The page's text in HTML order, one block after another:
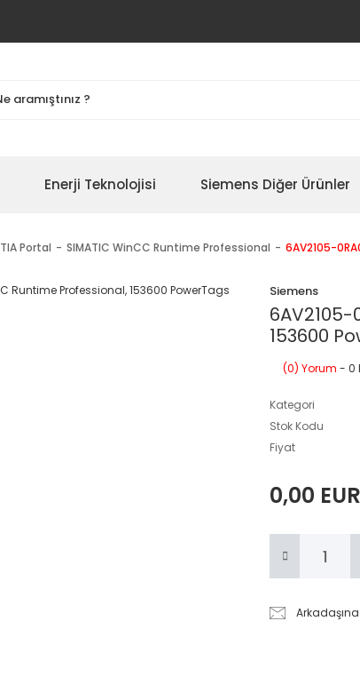
Enerji Teknolojisi Siemens Diğer Ürünler
TIA Portal SIMATIC WinCC Runtime Professional 6AV2105-
Siemens
153600
(0) Yorum - 0
Kategori
Stok Kodu
Fiyat
0,00 EUR